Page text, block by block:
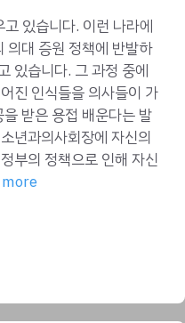
있습니다. 이런 나라에
의대 증원 정책에 반발하
있습니다. 그 과정 중에
진 인식들을 의사들이 가
받은 용접 배운다는 발
년과의사회장에 자신의
부의 정책으로 인해 자신